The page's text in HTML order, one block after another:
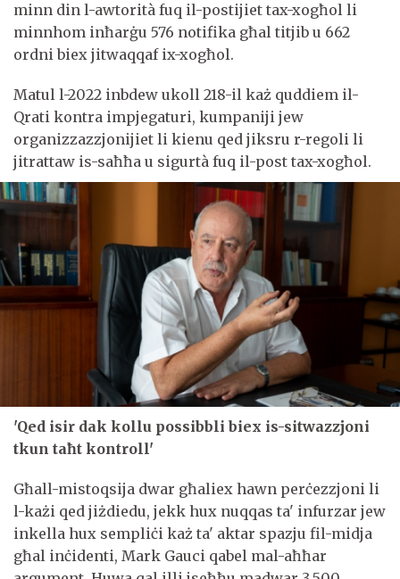
minn din l-awtorità fuq il-postijiet tax-xogħol li
minnhom inħarġu 576 notifika għal titjib u 662
ordni biex jitwaqqaf ix-xogħol.
Matul l-2022 inbdew ukoll 218-il każ quddiem il-
Qrati kontra impjegaturi, kumpaniji jew
organizzazzjonijiet li kienu qed jiksru r-regoli li
jitrattaw is-saħħa u sigurtà fuq il-post tax-xogħol.
'Qed isir dak kollu possibbli biex is-sitwazzjoni
tkun taħt kontroll'
Għall-mistoqsija dwar għaliex hawn perċezzjoni li
l-każi qed jiżdiedu, jekk hux nuqqas ta' infurzar jew
inkella hux sempliċi każ ta' aktar spazju fil-midja
għal inċidenti, Mark Gauci qabel mal-aħħar